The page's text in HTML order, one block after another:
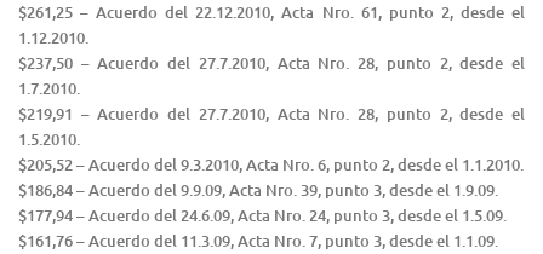
$261,25 – Acuerdo del 22.12.2010, Acta Nro. 61, punto 2, desde el
1.12.2010.
$237,50 – Acuerdo del 27.7.2010, Acta Nro. 28, punto 2, desde el
1.7.2010.
$219,91 – Acuerdo del 27.7.2010, Acta Nro. 28, punto 2, desde el
1.5.2010.
$205,52 – Acuerdo del 9.3.2010, Acta Nro. 6, punto 2, desde el 1.1.2010.
$186,84 – Acuerdo del 9.9.09, Acta Nro. 39, punto 3, desde el 1.9.09.
$177,94 – Acuerdo del 24.6.09, Acta Nro. 24, punto 3, desde el 1.5.09.
$161,76 – Acuerdo del 11.3.09, Acta Nro. 7, punto 3, desde el 1.1.09.